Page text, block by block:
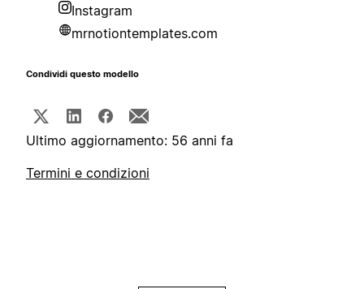
Instagram
mrnotiontemplates.com
Condividi questo modello
Ultimo aggiornamento: 56 anni fa
Termini e condizioni